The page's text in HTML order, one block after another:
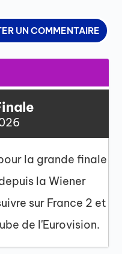
la grande finale
la Wiener
sur France 2 et
de l'Eurovision.